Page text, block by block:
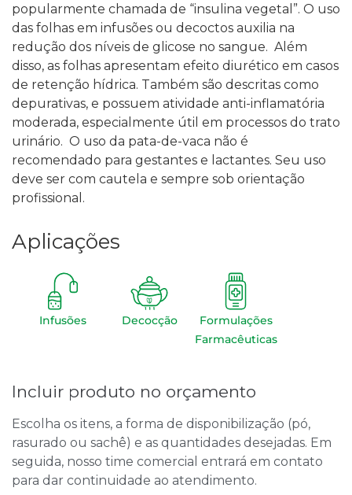
popularmente chamada de “insulina vegetal”. O uso
das folhas em infusões ou decoctos auxilia na
redução dos níveis de glicose no sangue. Além
disso, as folhas apresentam efeito diurético em casos
de retenção hídrica. Também são descritas como
depurativas, e possuem atividade anti-inflamatória
moderada, especialmente útil em processos do trato
urinário. O uso da pata-de-vaca não é
recomendado para gestantes e lactantes. Seu uso
deve ser com cautela e sempre sob orientação
profissional.
Aplicações
Infusões Decocção
Formulações
Farmacêuticas
Incluir produto no orçamento
Escolha os itens, a forma de disponibilização (pó,
rasurado ou sachê) e as quantidades desejadas. Em
seguida, nosso time comercial entrará em contato
para dar continuidade ao atendimento.